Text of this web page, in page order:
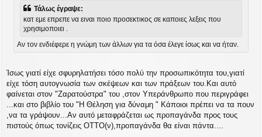
Τάλως έγραψε:
κατ εμε επρεπε να ειναι ποιο προσεκτικος σε καποιες λεξεις που
χρησιμοποιει .
Αν τον ενδιέφερε η γνώμη των άλλων για τα όσα έλεγε ίσως και να ήταν.
Ίσως γιατί είχε σφυρηλατήσει τόσο πολύ την προσωπικότητα του,γιατί
είχε τόση αυτογνωσία των σκέψεων και των πράξεων του.Και αυτό
φαίνεται στον "Ζαρατούστρα" του ,στον Υπεράνθρωπο που περιγράφει
...και στο βιβλίο του "Η Θέληση για δύναμη " Κάποιοι πρέπει να τα πουν
,να τα γράψουν...Αν αυτό μεταφράζεται ως προπαγάνδα προς τους
πιστούς όπως τονίζεις ΟΤΤΟ(ν),προπαγάνδα θα είναι πάντα....